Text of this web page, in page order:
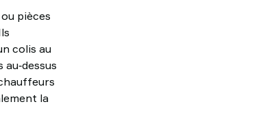
pièces
colis au
la